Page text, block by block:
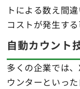
トによる数え間
コストが発生する
自動カウント
多くの企業では
ウンターといっ